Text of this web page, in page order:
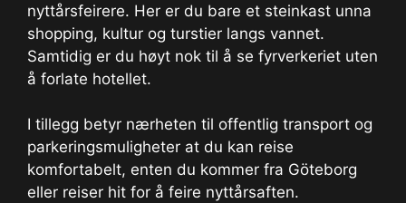
nyttårsfeirere. Her er du bare et steinkast unna
shopping, kultur og turstier langs vannet.
Samtidig er du høyt nok til å se fyrverkeriet uten
å forlate hotellet.
I tillegg betyr nærheten til offentlig transport og
parkeringsmuligheter at du kan reise
komfortabelt, enten du kommer fra Göteborg
eller reiser hit for å feire nyttårsaften.